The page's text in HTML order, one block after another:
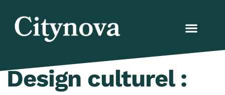
Design culturel :